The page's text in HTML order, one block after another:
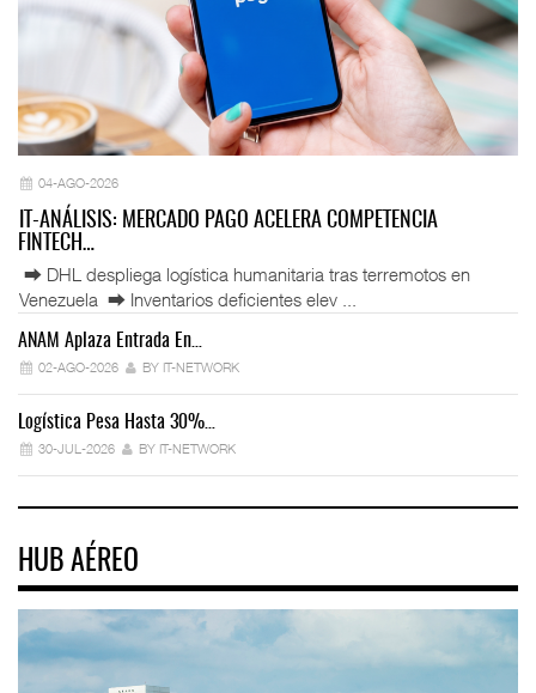
04-AGO-2026
IT-ANÁLISIS: MERCADO PAGO ACELERA COMPETENCIA
FINTECH…
⮕ DHL despliega logística humanitaria tras terremotos en
Venezuela ⮕ Inventarios deficientes elev ...
ANAM Aplaza Entrada En…
02-AGO-2026 BY IT-NETWORK
Logística Pesa Hasta 30%…
30-JUL-2026 BY IT-NETWORK
HUB AÉREO